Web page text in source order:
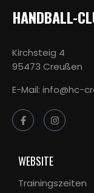
HANDBALL-
Kirchsteig 4
95473 Creußen
E-Mail: info@hc-
WEBSITE
Trainingszeiten